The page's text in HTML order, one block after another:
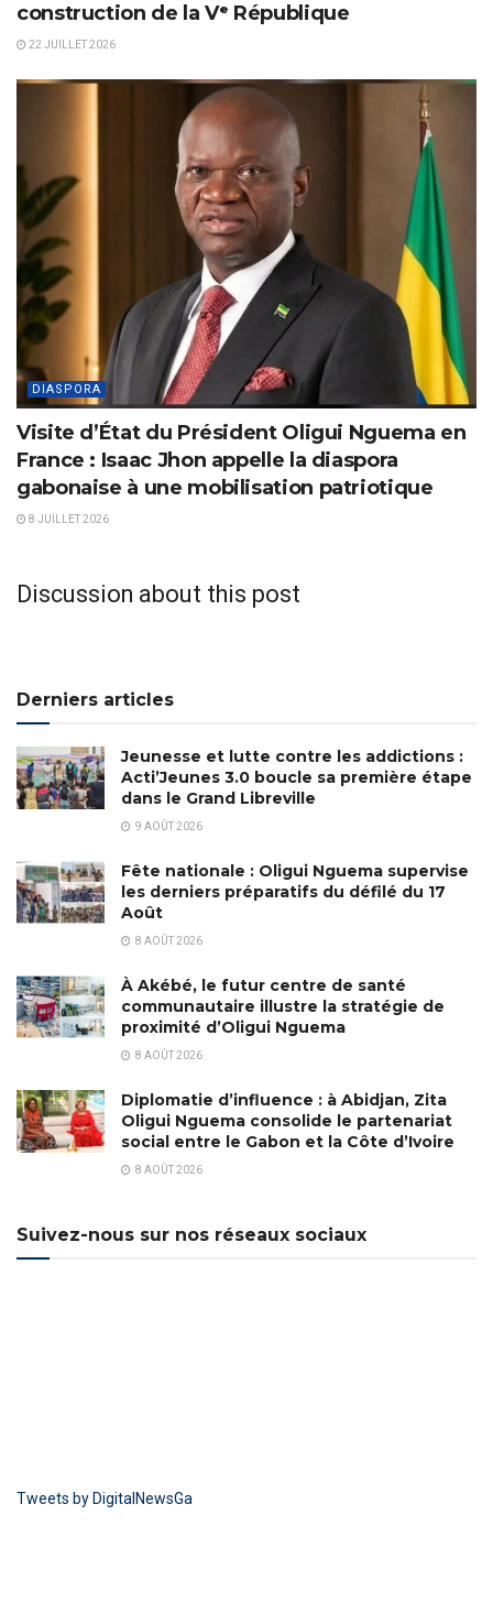
construction de la Vᵉ République
22 JUILLET 2026
DIASPORA
Visite d’État du Président Oligui Nguema en
France : Isaac Jhon appelle la diaspora
gabonaise à une mobilisation patriotique
8 JUILLET 2026
Discussion about this post
Derniers articles
Jeunesse et lutte contre les addictions :
Acti’Jeunes 3.0 boucle sa première étape
dans le Grand Libreville
9 AOÛT 2026
Fête nationale : Oligui Nguema supervise
les derniers préparatifs du défilé du 17
Août
8 AOÛT 2026
À Akébé, le futur centre de santé
communautaire illustre la stratégie de
proximité d’Oligui Nguema
8 AOÛT 2026
Diplomatie d’influence : à Abidjan, Zita
Oligui Nguema consolide le partenariat
social entre le Gabon et la Côte d’Ivoire
8 AOÛT 2026
Suivez-nous sur nos réseaux sociaux
Tweets by DigitalNewsGa